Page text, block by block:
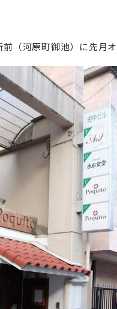
（河原町御池）に先月